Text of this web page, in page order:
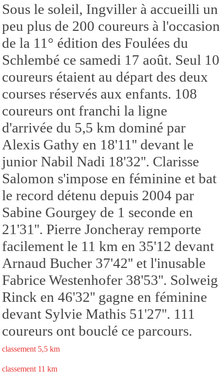
Sous le soleil, Ingviller à accueilli un
peu plus de 200 coureurs à l'occasion
de la 11° édition des Foulées du
Schlembé ce samedi 17 août. Seul 10
coureurs étaient au départ des deux
courses réservés aux enfants. 108
coureurs ont franchi la ligne
d'arrivée du 5,5 km dominé par
Alexis Gathy en 18'11'' devant le
junior Nabil Nadi 18'32''. Clarisse
Salomon s'impose en féminine et bat
le record détenu depuis 2004 par
Sabine Gourgey de 1 seconde en
21'31''. Pierre Joncheray remporte
facilement le 11 km en 35'12 devant
Arnaud Bucher 37'42'' et l'inusable
Fabrice Westenhofer 38'53''. Solweig
Rinck en 46'32'' gagne en féminine
devant Sylvie Mathis 51'27''. 111
coureurs ont bouclé ce parcours.
classement 5,5 km
classement 11 km